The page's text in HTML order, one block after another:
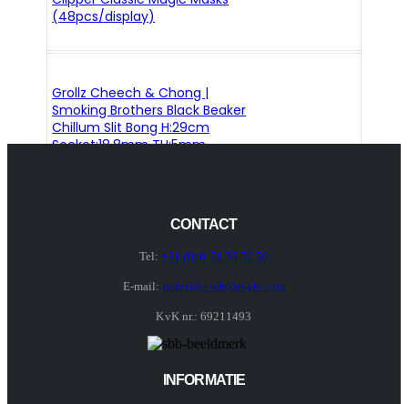
(48pcs/display)
Grollz Cheech & Chong |
Smoking Brothers Black Beaker
Chillum Slit Bong H:29cm
Socket:18.8mm TH:5mm
CONTACT
Tel: +31 (0) 6 51 33 52 30
E-mail: order@sr-wholesale.com
KvK nr.: 69211493
INFORMATIE